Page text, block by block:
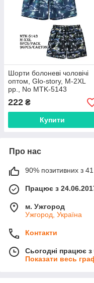
Шорти болоневі чоловічі
оптом, Glo-story, М-2XL
рр., No MTK-5143
222 ₴
Купити
Про нас
90% позитивних з 41
Працює з
м. Ужгород
Ужгород, Україна
Контакти
Сьогодні працює
Показати весь